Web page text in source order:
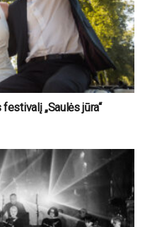
„Saulės jūra“